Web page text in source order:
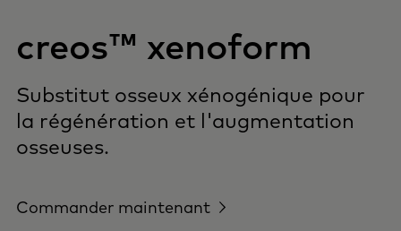
creos™ xenoform
Substitut osseux xénogénique pour
la régénération et l'augmentation
osseuses.
Commander maintenant